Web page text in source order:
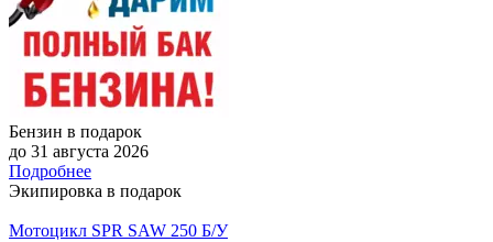
Бензин в подарок
до 31 августа 2026
Подробнее
Экипировка в подарок
Мотоцикл SPR SAW 250 Б/У